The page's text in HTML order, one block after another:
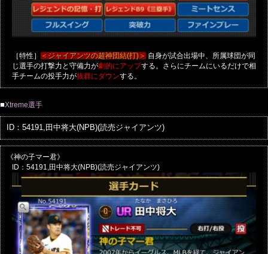
［特性］ ＜ジャイアンツの超神団結(打)＞ 自身が試合出場中、所属球団が同
じ選手の打撃力と守備力が劇的にアップする。さらにチームにいるだけで相
手チームの投手力が抜群にダウンする。
■Xtreme選手
ID：54191,田中将大(NPB)(読売ジャイアンツ)
《神の子マー君》
ID：54191,田中将大(NPB)(読売ジャイアンツ)